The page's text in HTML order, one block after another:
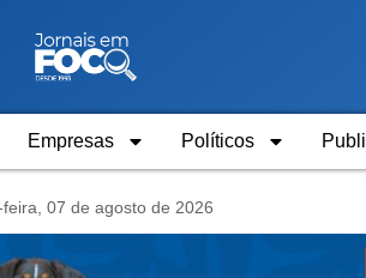
Empresas Políticos
feira, 07 de agosto de 2026